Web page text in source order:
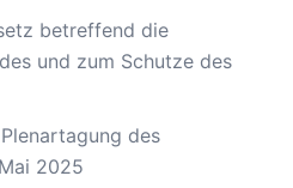
betreffend die
und zum Schutze des
des
2025